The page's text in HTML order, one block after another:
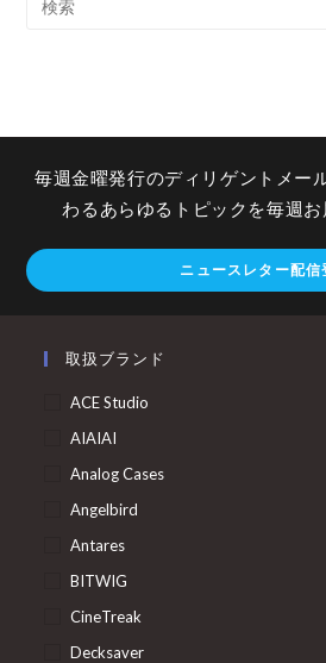
毎週金曜発行のディリゲントメー
わるあらゆるトピックを毎週お
ニュースレター配信
取扱ブランド
ACE Studio
AIAIAI
Analog Cases
Angelbird
Antares
BITWIG
CineTreak
Decksaver